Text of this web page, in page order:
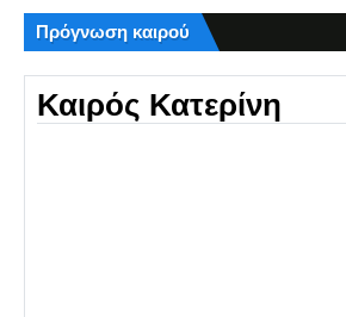
Πρόγνωση καιρού
Καιρός Κατερίνη